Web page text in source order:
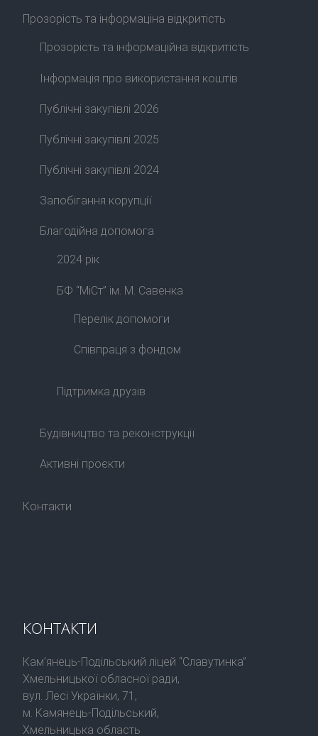
Прозорість та інформаціна відкритість
Прозорість та інформаційна відкритість
Інформація про використання коштів
Публічні закупівлі 2026
Публічні закупівлі 2025
Публічні закупівлі 2024
Запобігання корупції
Благодійна допомога
2024 рік
БФ “МіСт” ім. М. Савенка
Перелік допомоги
Співпраця з фондом
Підтримка друзів
Будівництво та реконструкції
Активні проєкти
Контакти
КОНТАКТИ
Кам’янець-Подільський ліцей “Славутинка”
Хмельницької обласної ради,
вул. Лесі Українки, 71,
м. Камянець-Подільський,
Хмельницька область